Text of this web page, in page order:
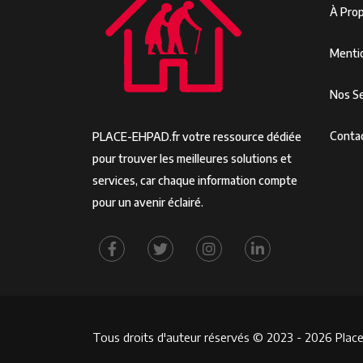
PLACE-EHPAD.fr votre ressource dédiée
pour trouver les meilleures solutions et
services, car chaque information compte
pour un avenir éclairé.
À
Nos
Tous droits d'auteur réservés © 2023 - 2026